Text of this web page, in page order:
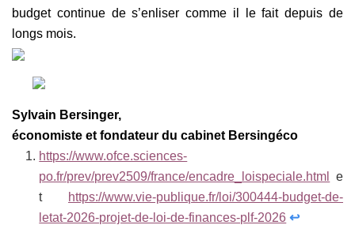
budget continue de s’enliser comme il le fait depuis de
longs mois.
Sylvain Bersinger,
économiste et fondateur du cabinet Bersingéco
https://www.ofce.sciences-
po.fr/prev/prev2509/france/encadre_loispeciale.html
e
t
https://www.vie-publique.fr/loi/300444-budget-de-
letat-2026-projet-de-loi-de-finances-plf-2026 ↩